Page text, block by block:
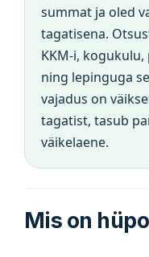
summat ja oled
tagatisena.
KKM-i,
ning lepinguga
vajadus on
tagatist, tasub
väikelaene.
Mis on